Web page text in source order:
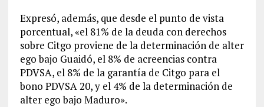
Expresó, además, que desde el punto de vista
porcentual, «el 81% de la deuda con derechos
sobre Citgo proviene de la determinación de alter
ego bajo Guaidó, el 8% de acreencias contra
PDVSA, el 8% de la garantía de Citgo para el
bono PDVSA 20, y el 4% de la determinación de
alter ego bajo Maduro».